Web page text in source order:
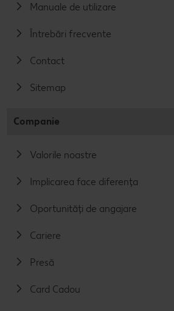
Manuale de utilizare
Întrebări frecvente
Contact
Sitemap
Companie
Valorile noastre
Implicarea face diferența
Oportunități de angajare
Cariere
Presă
Card Cadou